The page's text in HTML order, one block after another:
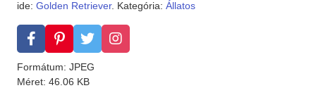
ide: Golden Retriever. Kategória: Állatos
Formátum: JPEG
Méret: 46.06 KB